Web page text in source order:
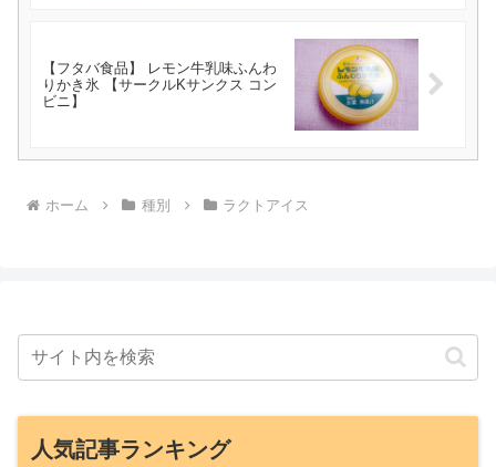
【フタバ食品】 レモン牛乳味ふんわ
りかき氷 【サークルKサンクス コン
ビニ】
ホーム 種別 ラクトアイス
人気記事ランキング